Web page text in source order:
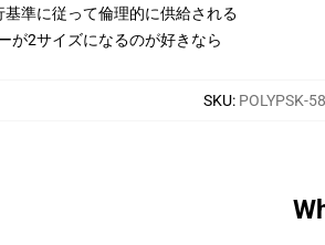
準に従って倫理的に供給される
が2サイズになるのが好きなら
SKU: POLYPSK-